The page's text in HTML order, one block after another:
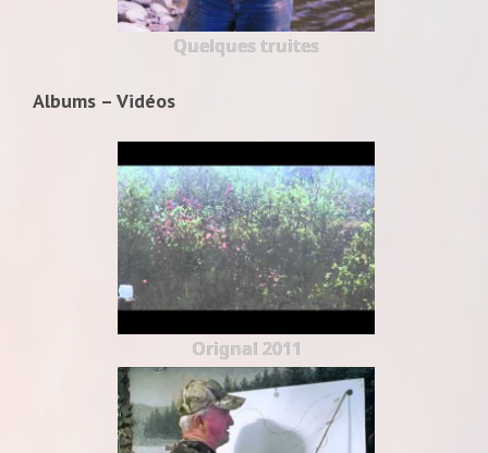
Quelques truites
Albums – Vidéos
Orignal 2011